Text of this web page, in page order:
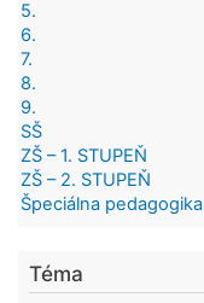
5.
6.
7.
8.
9.
SŠ
ZŠ – 1. STUPEŇ
ZŠ – 2. STUPEŇ
Špeciálna pedagogika
Téma